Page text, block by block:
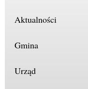
Aktualności
Gmina
Urząd